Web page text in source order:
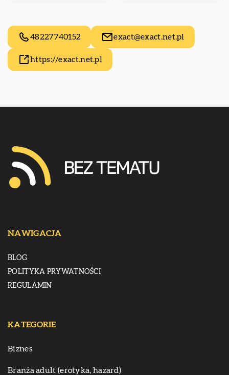
48227740152 exact@exact.net.pl
https://exact.net.pl
NAWIGACJA
BLOG
POLITYKA PRYWATNOŚCI
REGULAMIN
KATEGORIE
Biznes
Branża adult (erotyka, hazard)